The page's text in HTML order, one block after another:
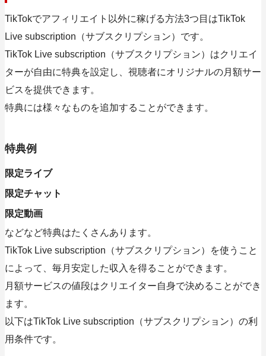
TikTokでアフィリエイト以外に稼げる方法3つ目はTikTok
Live subscription（サブスクリプション）です。
TikTok Live subscription（サブスクリプション）はクリエイ
ターが自由に特典を設定し、視聴者にオリジナルの月額サー
ビスを提供できます。
特典には様々なものを追加することができます。
特典例
限定ライブ
限定チャット
限定動画
などなど特典はたくさんあります。
TikTok Live subscription（サブスクリプション）を使うこと
によって、毎月安定した収入を得ることができます。
月額サービスの値段はクリエイター自身で決めることができ
ます。
以下はTikTok Live subscription（サブスクリプション）の利
用条件です。